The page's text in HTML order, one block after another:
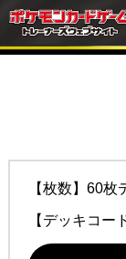
【枚数】60枚
【デッキコー